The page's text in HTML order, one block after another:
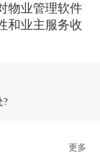
物业管理软件
和业主服务收
?
更多